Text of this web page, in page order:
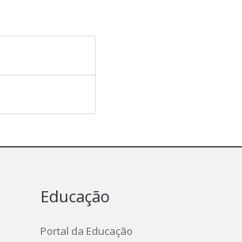
Educação
Portal da Educação